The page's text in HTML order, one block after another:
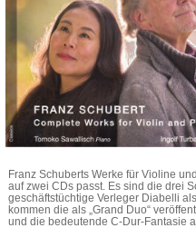
Franz Schuberts Werke für Violine
auf zwei CDs passt. Es sind die drei
geschäftstüchtige Verleger Diabelli
kommen die als „Grand Duo“
und die bedeutende C-Dur-Fantasie